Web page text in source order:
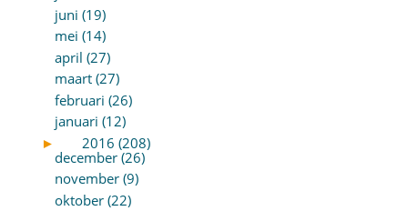
juni (19)
mei (14)
april (27)
maart (27)
februari (26)
januari (12)
►
2016 (208)
december (26)
november (9)
oktober (22)